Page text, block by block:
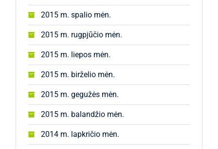
2015 m. spalio mėn.
2015 m. rugpjūčio mėn.
2015 m. liepos mėn.
2015 m. birželio mėn.
2015 m. gegužės mėn.
2015 m. balandžio mėn.
2014 m. lapkričio mėn.